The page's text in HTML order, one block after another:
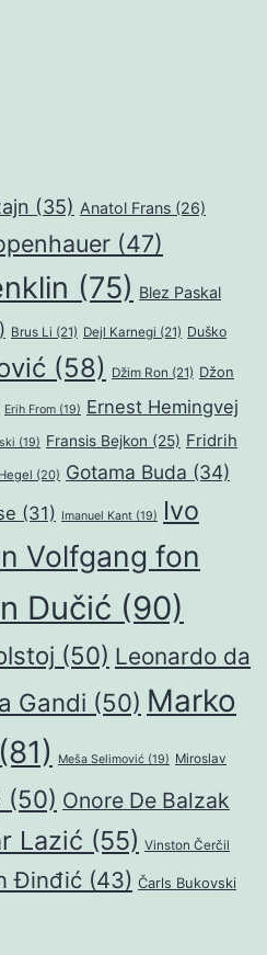
(35) Anatol Frans (26)
(47)
(75) Blez Paskal
Brus Li (21) Dejl Karnegi (21) Duško
(58) Džim Ron (21) Džon
Erih From (19) Ernest Hemingvej
(19) Fransis Bejkon (25) Fridrih
(20) Gotama Buda (34)
(31) Imanuel Kant (19)
Ivo
Volfgang fon
Dučić (90)
(50) Leonardo da
Gandi (50) Marko
(81) Meša Selimović (19) Miroslav
(50) Onore De Balzak
Lazić (55) Vinston Čerčil
Đinđić (43) Čarls Bukovski